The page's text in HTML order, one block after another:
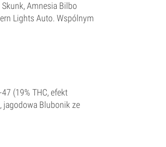
Amnesia Bilbo
Lights Auto. Wspólnym
(19% THC, efekt
jagodowa Blubonik ze